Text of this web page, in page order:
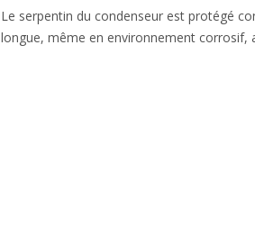
Le serpentin du condenseur est protégé
longue, même en environnement corrosif,